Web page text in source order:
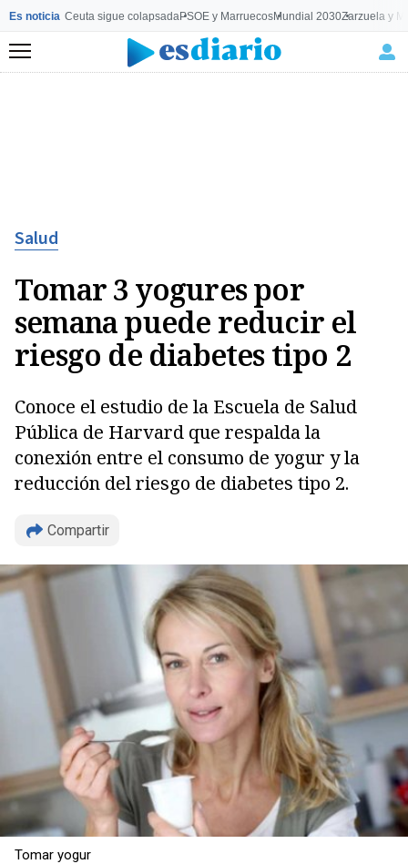
Es noticia Ceuta sigue colapsadaPSOE y MarruecosMundial 2030Zarzuela y
Menú
Salud
Tomar 3 yogures por
semana puede reducir el
riesgo de diabetes tipo 2
Conoce el estudio de la Escuela de Salud
Pública de Harvard que respalda la
conexión entre el consumo de yogur y la
reducción del riesgo de diabetes tipo 2.
Compartir
Tomar yogur